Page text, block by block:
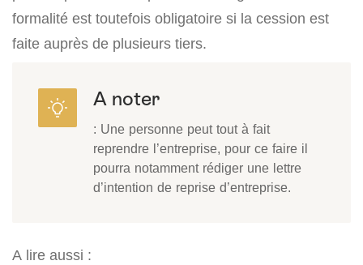
formalité est toutefois obligatoire si la cession est
faite auprès de plusieurs tiers.
A noter
: Une personne peut tout à fait
reprendre l’entreprise, pour ce faire il
pourra notamment rédiger une lettre
d’intention de reprise d’entreprise.
A lire aussi :